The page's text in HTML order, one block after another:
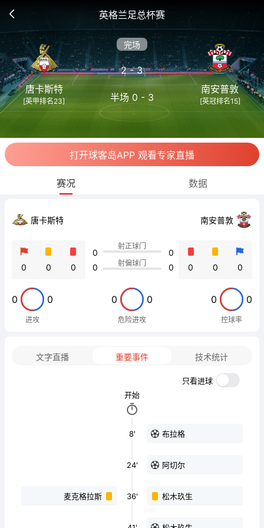
英格兰足总杯赛
唐卡斯特
[英甲排名23]
完场
2 - 3
半场 0 - 3
南安普敦
[英冠排名15]
打开球客岛APP 观看专家直播
赛况 数据
唐卡斯特 南安普敦
0 0 0
0
0
射正球门
射偏球门
0
0
0 0 0
0 0
进攻
0 0
危险进攻
0 0
控球率
文字直播 重要事件 技术统计
只看进球
开始
8' 布拉格
24' 阿切尔
麦克格拉斯 36' 松木玖生